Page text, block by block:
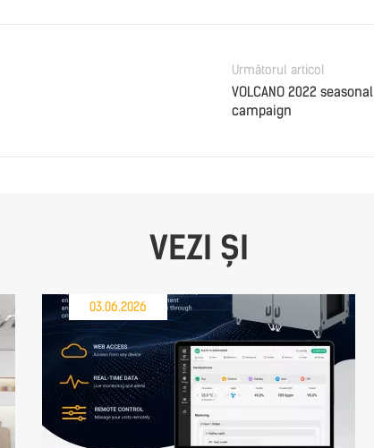
Următorul articol
VOLCANO 2022 seasonal
campaign
VEZI ȘI
03.06.2026